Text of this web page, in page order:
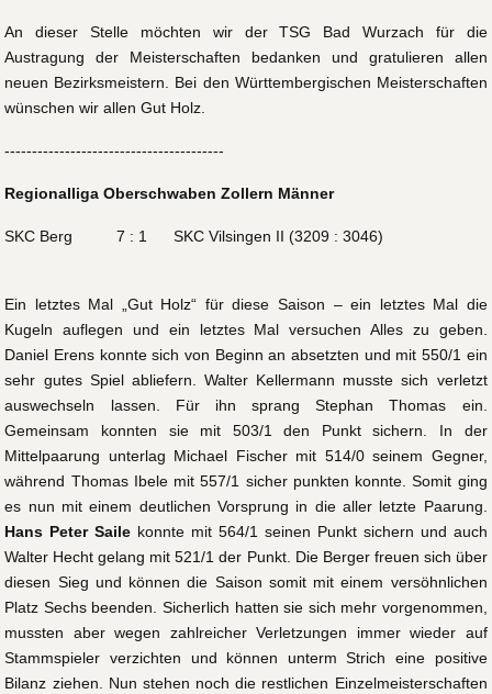
An dieser Stelle möchten wir der TSG Bad Wurzach für die
Austragung der Meisterschaften bedanken und gratulieren allen
neuen Bezirksmeistern. Bei den Württembergischen Meisterschaften
wünschen wir allen Gut Holz.
----------------------------------------
Regionalliga Oberschwaben Zollern Männer
SKC Berg 7 : 1 SKC Vilsingen II (3209 : 3046)
Ein letztes Mal „Gut Holz“ für diese Saison – ein letztes Mal die
Kugeln auflegen und ein letztes Mal versuchen Alles zu geben.
Daniel Erens konnte sich von Beginn an absetzten und mit 550/1 ein
sehr gutes Spiel abliefern. Walter Kellermann musste sich verletzt
auswechseln lassen. Für ihn sprang Stephan Thomas ein.
Gemeinsam konnten sie mit 503/1 den Punkt sichern. In der
Mittelpaarung unterlag Michael Fischer mit 514/0 seinem Gegner,
während Thomas Ibele mit 557/1 sicher punkten konnte. Somit ging
es nun mit einem deutlichen Vorsprung in die aller letzte Paarung.
Hans Peter Saile konnte mit 564/1 seinen Punkt sichern und auch
Walter Hecht gelang mit 521/1 der Punkt. Die Berger freuen sich über
diesen Sieg und können die Saison somit mit einem versöhnlichen
Platz Sechs beenden. Sicherlich hatten sie sich mehr vorgenommen,
mussten aber wegen zahlreicher Verletzungen immer wieder auf
Stammspieler verzichten und können unterm Strich eine positive
Bilanz ziehen. Nun stehen noch die restlichen Einzelmeisterschaften